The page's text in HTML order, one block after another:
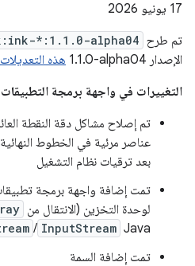
‫17 يونيو 2026
تم طرح *:1.1.0-alpha04
الإصدار ‎1.1.0-alpha04
هذه التعديلات
التغييرات في واجهة برمجة التطبيقات
تم إصلاح مشاكل دقة النقطة
عناصر مرئية في الخطوط
بعد ترقيات نظام التشغيل
لوحدة التخزين (الانتقال من
Java
InputStream
/
تمت إضافة السمة